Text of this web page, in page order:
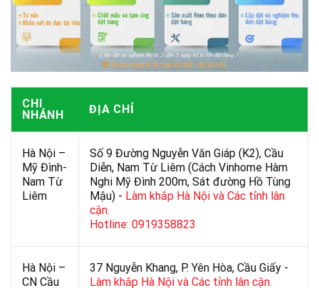
CHI
NHÁNH
ĐỊA CHỈ
Hà Nội –
Mỹ Đình-
Nam Từ
Liêm
Số 9 Đường Nguyễn Văn Giáp (K2), Cầu
Diễn, Nam Từ Liêm (Cách Vinhome Hàm
Nghi Mỹ Đình 200m, Sát đường Hồ Tùng
Mậu) - Làm khắp Hà Nội và Các tỉnh lân
cận.
Hotline: 0919358823
Hà Nội –
CN Cầu
37 Nguyễn Khang, P. Yên Hòa, Cầu Giấy -
Làm khắp Hà Nội và Các tỉnh lân cận.